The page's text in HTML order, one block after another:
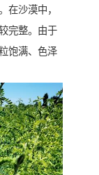
在沙漠中，
完整。由于
饱满、色泽